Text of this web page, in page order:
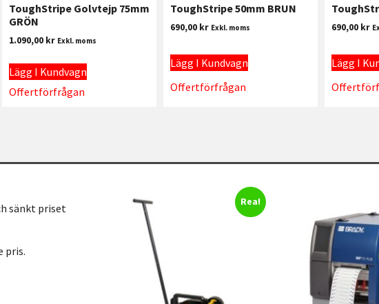
ToughStripe Golvtejp 75mm
GRÖN
1.090,00 kr Exkl. moms
Lägg I Kundvagn
Offertförfrågan
ToughStripe 50mm BRUN
690,00 kr Exkl. moms
Lägg I Kundvagn
Offertförfrågan
690,00 kr
Lägg I
sänkt priset
pris.
Rea!